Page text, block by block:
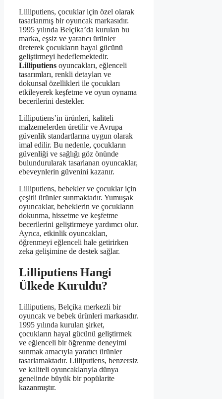
Lilliputiens, çocuklar için özel olarak
tasarlanmış bir oyuncak markasıdır.
1995 yılında Belçika’da kurulan bu
marka, eşsiz ve yaratıcı ürünler
üreterek çocukların hayal gücünü
geliştirmeyi hedeflemektedir.
Lilliputiens oyuncakları, eğlenceli
tasarımları, renkli detayları ve
dokunsal özellikleri ile çocukları
etkileyerek keşfetme ve oyun oynama
becerilerini destekler.
Lilliputiens’in ürünleri, kaliteli
malzemelerden üretilir ve Avrupa
güvenlik standartlarına uygun olarak
imal edilir. Bu nedenle, çocukların
güvenliği ve sağlığı göz önünde
bulundurularak tasarlanan oyuncaklar,
ebeveynlerin güvenini kazanır.
Lilliputiens, bebekler ve çocuklar için
çeşitli ürünler sunmaktadır. Yumuşak
oyuncaklar, bebeklerin ve çocukların
dokunma, hissetme ve keşfetme
becerilerini geliştirmeye yardımcı olur.
Ayrıca, etkinlik oyuncakları,
öğrenmeyi eğlenceli hale getirirken
zeka gelişimine de destek sağlar.
Lilliputiens Hangi
Ülkede Kuruldu?
Lilliputiens, Belçika merkezli bir
oyuncak ve bebek ürünleri markasıdır.
1995 yılında kurulan şirket,
çocukların hayal gücünü geliştirmek
ve eğlenceli bir öğrenme deneyimi
sunmak amacıyla yaratıcı ürünler
tasarlamaktadır. Lilliputiens, benzersiz
ve kaliteli oyuncaklarıyla dünya
genelinde büyük bir popülarite
kazanmıştır.